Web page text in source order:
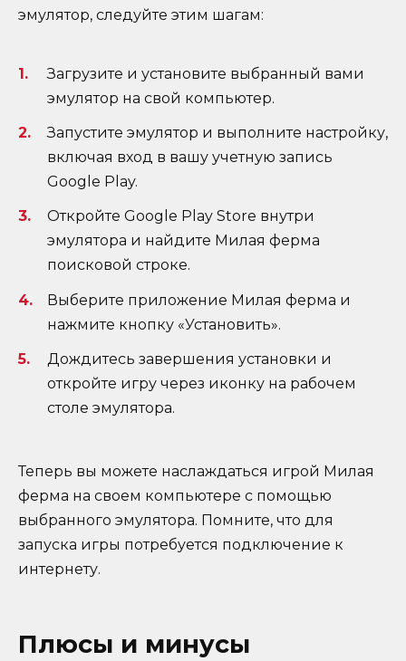
эмулятор, следуйте этим шагам:
Загрузите и установите выбранный вами
эмулятор на свой компьютер.
Запустите эмулятор и выполните настройку,
включая вход в вашу учетную запись
Google Play.
Откройте Google Play Store внутри
эмулятора и найдите Милая ферма
поисковой строке.
Выберите приложение Милая ферма и
нажмите кнопку «Установить».
Дождитесь завершения установки и
откройте игру через иконку на рабочем
столе эмулятора.
Теперь вы можете наслаждаться игрой Милая
ферма на своем компьютере с помощью
выбранного эмулятора. Помните, что для
запуска игры потребуется подключение к
интернету.
Плюсы и минусы